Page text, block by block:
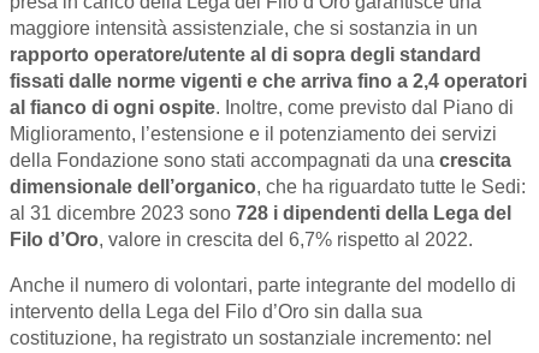
maggiore intensità assistenziale, che si sostanzia in un
rapporto operatore/utente al di sopra degli standard
fissati dalle norme vigenti e che arriva fino a 2,4 operatori
al fianco di ogni ospite. Inoltre, come previsto dal Piano di
Miglioramento, l’estensione e il potenziamento dei servizi
della Fondazione sono stati accompagnati da una crescita
dimensionale dell’organico, che ha riguardato tutte le Sedi:
al 31 dicembre 2023 sono 728 i dipendenti della Lega del
Filo d’Oro, valore in crescita del 6,7% rispetto al 2022.
Anche il numero di volontari, parte integrante del modello di
intervento della Lega del Filo d’Oro sin dalla sua
costituzione, ha registrato un sostanziale incremento: nel